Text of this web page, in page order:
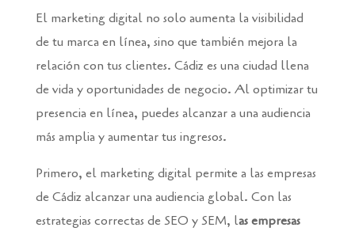
El marketing digital no solo aumenta la visibilidad
de tu marca en línea, sino que también mejora la
relación con tus clientes. Cádiz es una ciudad llena
de vida y oportunidades de negocio. Al optimizar tu
presencia en línea, puedes alcanzar a una audiencia
más amplia y aumentar tus ingresos.
Primero, el marketing digital permite a las empresas
de Cádiz alcanzar una audiencia global. Con las
estrategias correctas de SEO y SEM, las empresas